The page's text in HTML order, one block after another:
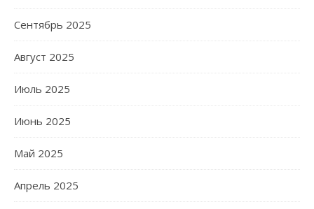
Сентябрь 2025
Август 2025
Июль 2025
Июнь 2025
Май 2025
Апрель 2025